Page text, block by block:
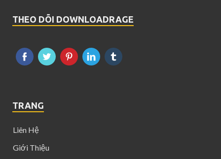
THEO DÕI DOWNLOADRAGE
TRANG
Liên Hệ
Giới Thiệu